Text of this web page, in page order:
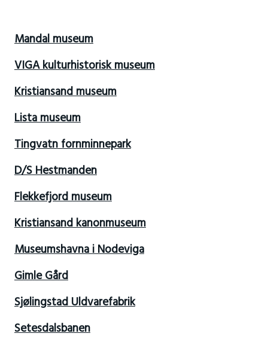
Mandal museum
VIGA kulturhistorisk museum
Kristiansand museum
Lista museum
Tingvatn fornminnepark
D/S Hestmanden
Flekkefjord museum
Kristiansand kanonmuseum
Museumshavna i Nodeviga
Gimle Gård
Sjølingstad Uldvarefabrik
Setesdalsbanen